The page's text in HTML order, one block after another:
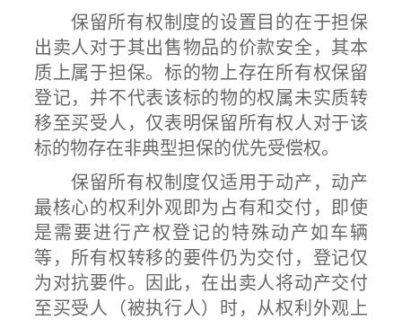
保留所有权制度的设置目的在于担保
出卖人对于其出售物品的价款安全，其本
质上属于担保。标的物上存在所有权保留
登记，并不代表该标的物的权属未实质转
移至买受人，仅表明保留所有权人对于该
标的物存在非典型担保的优先受偿权。
保留所有权制度仅适用于动产，动产
最核心的权利外观即为占有和交付，即使
是需要进行产权登记的特殊动产如车辆
等，所有权转移的要件仍为交付，登记仅
为对抗要件。因此，在出卖人将动产交付
至买受人（被执行人）时，从权利外观上